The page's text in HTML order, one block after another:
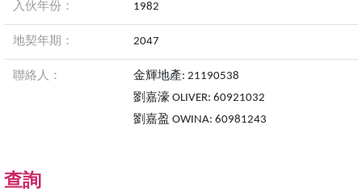
入伙年份： 1982
地契年期： 2047
聯絡人：
金輝地產: 21190538
劉嘉濠 OLIVER: 60921032
劉嘉盈 OWINA: 60981243
查詢